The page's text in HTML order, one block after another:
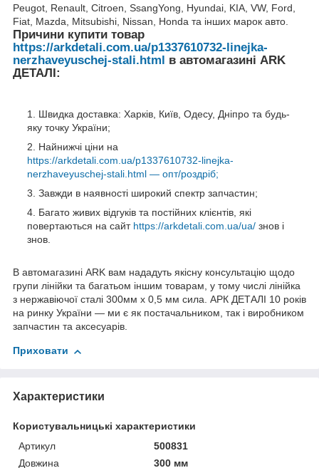
Peugot, Renault, Citroen, SsangYong, Hyundai, KIA, VW, Ford,
Fiat, Mazda, Mitsubishi, Nissan, Honda та інших марок авто.
Причини купити товар
https://arkdetali.com.ua/p1337610732-linejka-
nerzhaveyuschej-stali.html
в автомагазині ARK
ДЕТАЛІ:
Швидка доставка: Харків, Київ, Одесу, Дніпро та будь-
яку точку України;
Найнижчі ціни на
https://arkdetali.com.ua/p1337610732-linejka-
nerzhaveyuschej-stali.html — опт/роздріб;
Завжди в наявності широкий спектр запчастин;
Багато живих відгуків та постійних клієнтів, які
повертаються на сайт https://arkdetali.com.ua/ua/ знов і
знов.
В автомагазині ARK вам нададуть якісну консультацію щодо
групи лінійки та багатьом іншим товарам, у тому числі лінійка
з нержавіючої сталі 300мм х 0,5 мм сила. АРК ДЕТАЛІ 10 років
на ринку України — ми є як постачальником, так і виробником
запчастин та аксесуарів.
Приховати
Характеристики
Користувальницькі характеристики
Артикул
500831
Довжина
300 мм